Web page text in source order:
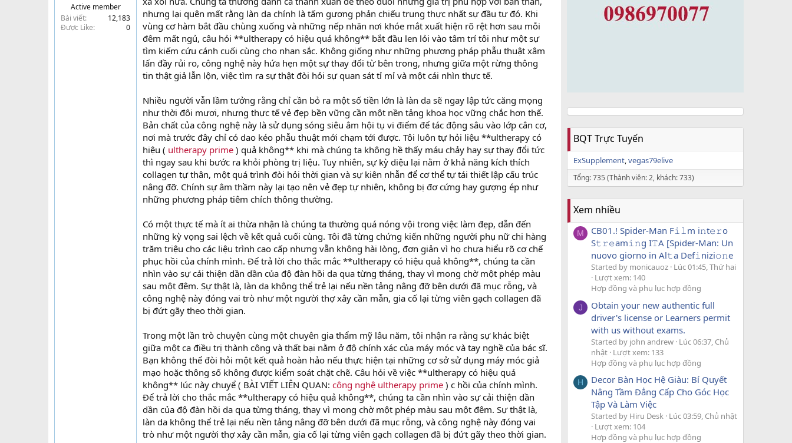
Active member
Bài viết
12,183
Được Like
0
nhưng lại quên mất rằng làn da chính là tấm gương phản chiếu trung thực nhất sự đầu tư đó. Khi
vùng cơ hàm bắt đầu chùng xuống và những nếp nhăn nơi khóe mắt xuất hiện rõ rệt hơn sau mỗi
đêm mất ngủ, câu hỏi **ultherapy có hiệu quả không** bắt đầu len lỏi vào tâm trí tôi như một sự
tìm kiếm cứu cánh cuối cùng cho nhan sắc. Không giống như những phương pháp phẫu thuật xâm
lấn đầy rủi ro, công nghệ này hứa hẹn một sự thay đổi từ bên trong, nhưng giữa một rừng thông
tin thật giả lẫn lộn, việc tìm ra sự thật đòi hỏi sự quan sát tỉ mỉ và một cái nhìn thực tế.
Nhiều người vẫn lầm tưởng rằng chỉ cần bỏ ra một số tiền lớn là làn da sẽ ngay lập tức căng mọng
như thời đôi mươi, nhưng thực tế vẻ đẹp bền vững cần một nền tảng khoa học vững chắc hơn thế.
Bản chất của công nghệ này là sử dụng sóng siêu âm hội tụ vi điểm để tác động sâu vào lớp cân cơ,
nơi mà trước đây chỉ có dao kéo phẫu thuật mới chạm tới được. Tôi luôn tự hỏi liệu **ultherapy có
hiệu ( ultherapy prime ) quả không** khi mà chúng ta không hề thấy máu chảy hay sự thay đổi tức
thì ngay sau khi bước ra khỏi phòng trị liệu. Tuy nhiên, sự kỳ diệu lại nằm ở khả năng kích thích
collagen tự thân, một quá trình đòi hỏi thời gian và sự kiên nhẫn để cơ thể tự tái thiết lập cấu trúc
nâng đỡ. Chính sự âm thầm này lại tạo nên vẻ đẹp tự nhiên, không bị đơ cứng hay gượng ép như
những phương pháp tiêm chích thông thường.
Có một thực tế mà ít ai thừa nhận là chúng ta thường quá nóng vội trong việc làm đẹp, dẫn đến
những kỳ vọng sai lệch về kết quả cuối cùng. Tôi đã từng chứng kiến những người phụ nữ chi hàng
trăm triệu cho các liệu trình cao cấp nhưng vẫn không hài lòng, đơn giản vì họ chưa hiểu rõ cơ chế
phục hồi của chính mình. Để trả lời cho thắc mắc **ultherapy có hiệu quả không**, chúng ta cần
nhìn vào sự cải thiện dần dần của độ đàn hồi da qua từng tháng, thay vì mong chờ một phép màu
sau một đêm. Sự thật là, làn da không thể trẻ lại nếu nền tảng nâng đỡ bên dưới đã mục rỗng, và
công nghệ này đóng vai trò như một người thợ xây cần mẫn, gia cố lại từng viên gạch collagen đã
bị đứt gãy theo thời gian.
Trong một lần trò chuyện cùng một chuyên gia thẩm mỹ lâu năm, tôi nhận ra rằng sự khác biệt
giữa một ca điều trị thành công và thất bại nằm ở độ chính xác của máy móc và tay nghề của bác sĩ.
Bạn không thể đòi hỏi một kết quả hoàn hảo nếu thực hiện tại những cơ sở sử dụng máy móc giả
mạo hoặc thông số không được kiểm soát chặt chẽ. Câu hỏi về việc **ultherapy có hiệu quả
không** lúc này chuyể ( BÀI VIẾT LIÊN QUAN: công nghệ ultherapy prime ) c hồi của chính mình.
Để trả lời cho thắc mắc **ultherapy có hiệu quả không**, chúng ta cần nhìn vào sự cải thiện dần
dần của độ đàn hồi da qua từng tháng, thay vì mong chờ một phép màu sau một đêm. Sự thật là,
làn da không thể trẻ lại nếu nền tảng nâng đỡ bên dưới đã mục rỗng, và công nghệ này đóng vai
trò như một người thợ xây cần mẫn, gia cố lại từng viên gạch collagen đã bị đứt gãy theo thời gian.
BQT Trực Tuyến
ExSupplement vegas79elive
Tổng: 735 (Thành viên: 2, khách: 733)
Xem nhiều
M
CB01.! Spider-Man F𝚒𝚕m i𝚗t𝚎𝚛o
S𝚝𝚛𝚎am𝚒𝚗g I𝚃A [Spider-Man: Un
nuovo giorno in Al𝚝a Def𝚒nizi𝚘𝚗e
Started by monicauoz Lúc 01:45, Thứ hai
Lượt xem: 140
Hợp đồng và phụ lục hợp đồng
J
Obtain your new authentic full
driver's license or Learners permit
with us without exams.
Started by john andrew Lúc 06:37, Chủ
nhật Lượt xem: 133
Hợp đồng và phụ lục hợp đồng
H
Decor Bàn Học Hệ Giàu: Bí Quyết
Nâng Tầm Đẳng Cấp Cho Góc Học
Tập Và Làm Việc
Started by Hiru Desk Lúc 03:59, Chủ nhật
Lượt xem: 104
Hợp đồng và phụ lục hợp đồng